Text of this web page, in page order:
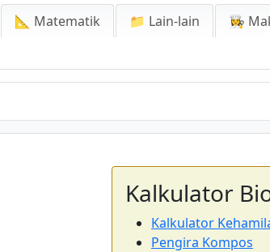
📐 Matematik 📁 Lain-lain 👩‍🍳
Kalkulator
Kalkulator
Pengira Kompos